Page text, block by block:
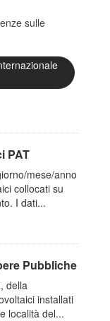
sulle
PAT
mese/anno
collocati su
I dati...
Pubbliche
della
installati
località del...